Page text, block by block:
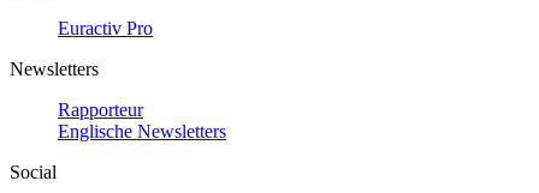
Euractiv Pro
Newsletters
Rapporteur
Englische Newsletters
Social